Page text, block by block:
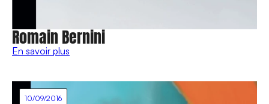
Romain Bernini
En savoir plus
10/09/2016